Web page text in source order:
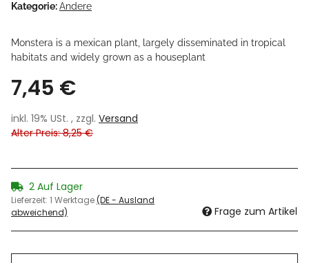
Kategorie:Andere
Monstera is a mexican plant, largely disseminated in tropical
habitats and widely grown as a houseplant
7,45 €
inkl. 19% USt. , zzgl. Versand
Alter Preis: 8,25 €
2 Auf Lager
Lieferzeit: 1 Werktage(DE - Ausland
abweichend)
Frage zum Artikel